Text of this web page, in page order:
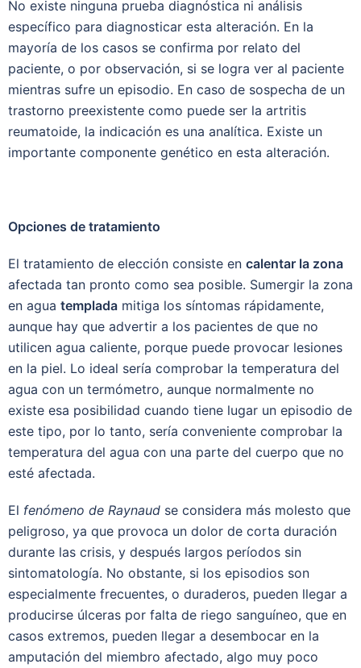
No existe ninguna prueba diagnóstica ni análisis
específico para diagnosticar esta alteración. En la
mayoría de los casos se confirma por relato del
paciente, o por observación, si se logra ver al paciente
mientras sufre un episodio. En caso de sospecha de un
trastorno preexistente como puede ser la artritis
reumatoide, la indicación es una analítica. Existe un
importante componente genético en esta alteración.
Opciones de tratamiento
El tratamiento de elección consiste en calentar la zona
afectada tan pronto como sea posible. Sumergir la zona
en agua templada mitiga los síntomas rápidamente,
aunque hay que advertir a los pacientes de que no
utilicen agua caliente, porque puede provocar lesiones
en la piel. Lo ideal sería comprobar la temperatura del
agua con un termómetro, aunque normalmente no
existe esa posibilidad cuando tiene lugar un episodio de
este tipo, por lo tanto, sería conveniente comprobar la
temperatura del agua con una parte del cuerpo que no
esté afectada.
El fenómeno de Raynaud se considera más molesto que
peligroso, ya que provoca un dolor de corta duración
durante las crisis, y después largos períodos sin
sintomatología. No obstante, si los episodios son
especialmente frecuentes, o duraderos, pueden llegar a
producirse úlceras por falta de riego sanguíneo, que en
casos extremos, pueden llegar a desembocar en la
amputación del miembro afectado, algo muy poco